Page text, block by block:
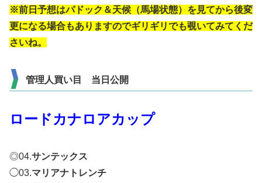
※前日予想はパドック＆天候（馬場状態）を見てから後変
更になる場合もありますのでギリギリでも覗いてみてくだ
さいね。
管理人買い目 当日公開
ロードカナロアカップ
◎04.サンテックス
◯03.マリアナトレンチ